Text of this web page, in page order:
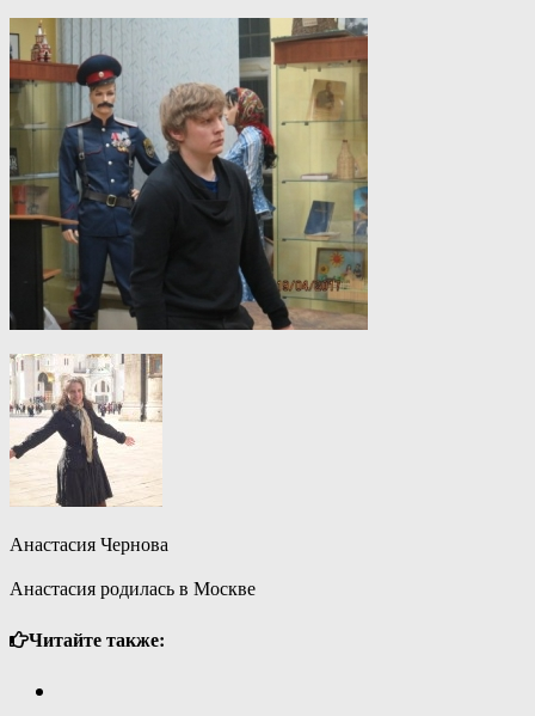
Анастасия Чернова
Анастасия родилась в Москве
Читайте также: